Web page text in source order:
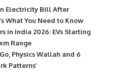
Electricity Bill After
What You Need to Know
in India 2026: EVs Starting
Range
Physics Wallah and 6
Patterns’